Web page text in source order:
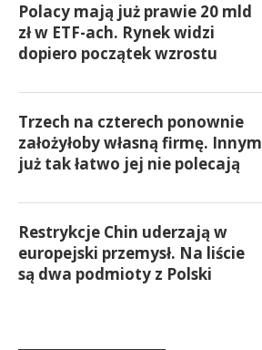
Polacy mają już prawie 20 mld
zł w ETF-ach. Rynek widzi
dopiero początek wzrostu
Trzech na czterech ponownie
założyłoby własną firmę. Innym
już tak łatwo jej nie polecają
Restrykcje Chin uderzają w
europejski przemysł. Na liście
są dwa podmioty z Polski